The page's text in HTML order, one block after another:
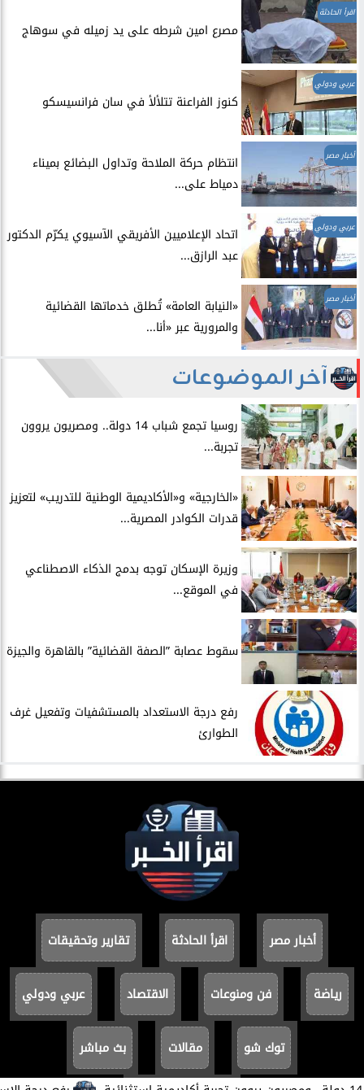
اقرأ الحادثة
مصرع امين شرطه على يد زميله في سوهاج
عربي ودولي
​كنوز الفراعنة تتلألأ في سان فرانسيسكو
أخبار مصر
انتظام حركة الملاحة وتداول البضائع بميناء
دمياط على...
عربي ودولي
اتحاد الإعلاميين الأفريقي الآسيوي يكرّم الدكتور
عبد الرازق...
أخبار مصر
​«النيابة العامة» تُطلق خدماتها القضائية
والمرورية عبر «أنا...
آخر الموضوعات
روسيا تجمع شباب 14 دولة.. ومصريون يروون
تجربة...
​«الخارجية» و«الأكاديمية الوطنية للتدريب» لتعزيز
قدرات الكوادر المصرية...
​وزيرة الإسكان توجه بدمج الذكاء الاصطناعي
في الموقع...
سقوط عصابة ”الصفة القضائية” بالقاهرة والجيزة
​رفع درجة الاستعداد بالمستشفيات وتفعيل غرف
الطوارئ
أخبار مصر اقرأ الحادثة تقارير وتحقيقات
رياضة فن ومنوعات الاقتصاد عربي ودولي
توك شو مقالات بث مباشر